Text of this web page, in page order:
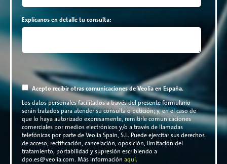
Explícanos en detalle tu consulta:
Acepto recibir otras comunicaciones de Veolia en España.
Los datos personales facilitados a través del presente formulario
serán tratados para atender su consulta o petición; y, en el caso de
que lo haya autorizado expresamente, remitirle comunicaciones
comerciales por medios electrónicos y/o a través de llamadas
telefónicas por parte de Veolia Spain, S.L. Puede ejercitar sus derechos
de acceso, rectificación, cancelación, oposición, limitación del
tratamiento, portabilidad y supresión escribiendo a
dpo.es@veolia.com. Más información aquí.